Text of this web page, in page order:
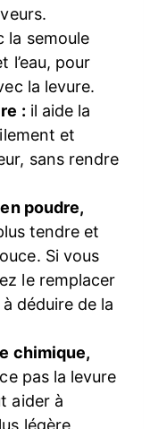
la semoule
l’eau, pour
la levure.
: il aide la
et
sans rendre
poudre,
tendre et
Si vous
le remplacer
déduire de la
chimique,
pas la levure
aider à
légère,